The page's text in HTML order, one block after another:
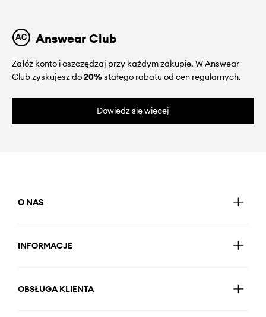
Answear Club
Załóż konto i oszczędzaj przy każdym zakupie. W Answear
Club zyskujesz do20%stałego rabatu od cen regularnych.
Dowiedz się więcej
O NAS
INFORMACJE
OBSŁUGA KLIENTA